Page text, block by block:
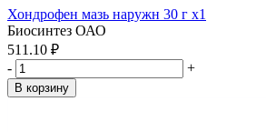
Хондрофен мазь наружн 30 г x1
Биосинтез ОАО
511.10 ₽
-
+
В корзину